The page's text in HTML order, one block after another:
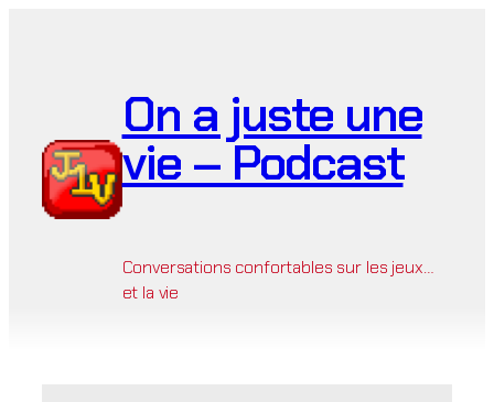
On a juste une
vie – Podcast
Conversations confortables sur les jeux…
et la vie